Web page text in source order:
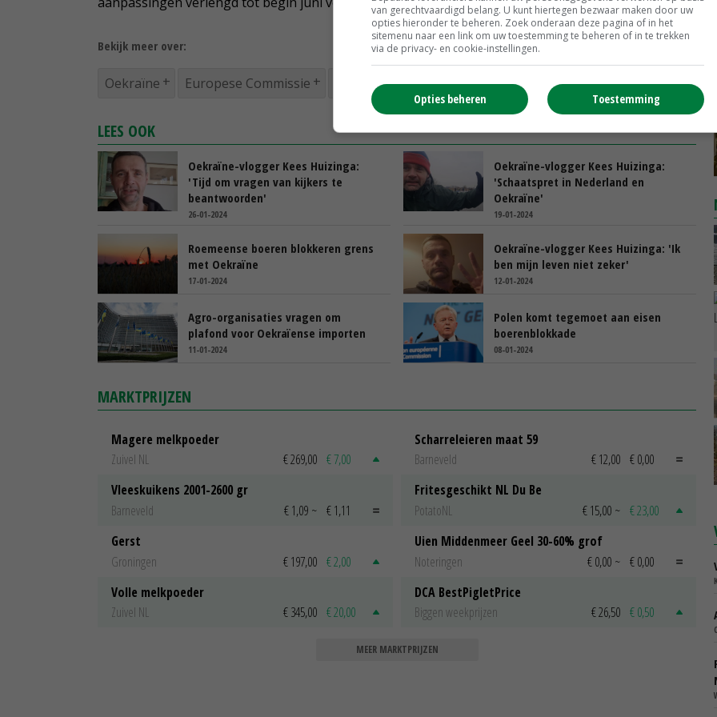
Bekijk meer over:
Oekraïne Europese Commissie boerenprotest import
LEES OOK
Oekraïne-vlogger Kees Huizinga:
'Tijd om vragen van kijkers te
beantwoorden'
26-01-2024
Oekraïne-vlogger Kees Huizinga:
'Schaatspret in Nederland en
Oekraïne'
19-01-2024
Roemeense boeren blokkeren grens
met Oekraïne
17-01-2024
Oekraïne-vlogger Kees Huizinga: 'Ik
ben mijn leven niet zeker'
12-01-2024
Agro-organisaties vragen om
plafond voor Oekraïense importen
11-01-2024
Polen komt tegemoet aan eisen
boerenblokkade
08-01-2024
MARKTPRIJZEN
Magere melkpoeder
Zuivel NL
€ 269,00 € 7,00
Vleeskuikens 2001-2600 gr
Barneveld
€ 1,09 ~ € 1,11
Gerst
Groningen
€ 197,00 € 2,00
Volle melkpoeder
Zuivel NL
€ 345,00 € 20,00
Scharreleieren maat 59
Barneveld
€ 12,00 € 0,00
Fritesgeschikt NL Du Be
PotatoNL
€ 15,00 ~ € 23,00
Uien Middenmeer Geel 30-60% grof
Noteringen
€ 0,00 ~ € 0,00
DCA BestPigletPrice
Biggen weekprijzen
€ 26,50 € 0,50
MEER MARKTPRIJZEN
van gerechtvaardigd belang. U kunt hiertegen bezwaar maken door uw
opties hieronder te beheren. Zoek onderaan deze pagina of in het
sitemenu naar een link om uw toestemming te beheren of in te trekken
via de privacy- en cookie-instellingen.
Toestemming
Opties beheren